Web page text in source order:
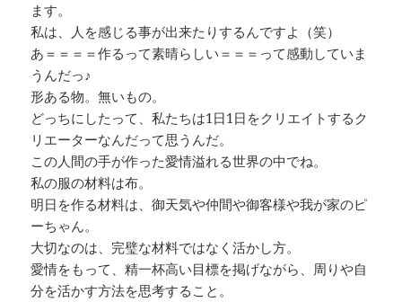
ます。
私は、人を感じる事が出来たりするんですよ（笑）
あ＝＝＝＝作るって素晴らしい＝＝＝って感動していま
うんだっ♪
形ある物。無いもの。
どっちにしたって、私たちは1日1日をクリエイトするク
リエーターなんだって思うんだ。
この人間の手が作った愛情溢れる世界の中でね。
私の服の材料は布。
明日を作る材料は、御天気や仲間や御客様や我が家のピ
ーちゃん。
大切なのは、完璧な材料ではなく活かし方。
愛情をもって、精一杯高い目標を掲げながら、周りや自
分を活かす方法を思考すること。